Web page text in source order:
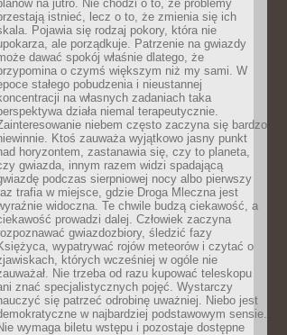
na jutro. Nie chodzi o to, że problemy
istnieć, lecz o to, że zmienia się ich
Pojawia się rodzaj pokory, która nie
ale porządkuje. Patrzenie na gwiazdy
dawać spokój właśnie dlatego, że
o czymś większym niż my sami. W
stałego pobudzenia i nieustannej
na własnych zadaniach taka
działa niemal terapeutycznie.
niebem często zaczyna się bardzo
Ktoś zauważa wyjątkowo jasny punkt
horyzontem, zastanawia się, czy to planeta,
gwiazda, innym razem widzi spadającą
podczas sierpniowej nocy albo pierwszy
trafia w miejsce, gdzie Droga Mleczna jest
widoczna. Te chwile budzą ciekawość, a
prowadzi dalej. Człowiek zaczyna
gwiazdozbiory, śledzić fazy
wypatrywać rojów meteorów i czytać o
których wcześniej w ogóle nie
Nie trzeba od razu kupować teleskopu
znać specjalistycznych pojęć. Wystarczy
się patrzeć odrobinę uważniej. Niebo jest
w najbardziej podstawowym sensie.
wymaga biletu wstępu i pozostaje dostępne